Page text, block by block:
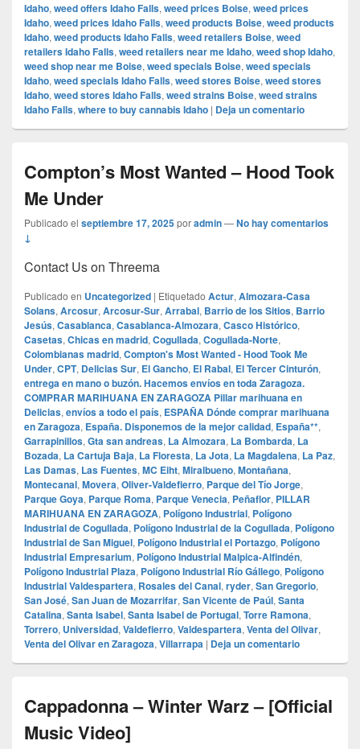
Idaho, weed offers Idaho Falls, weed prices Boise, weed prices
Idaho, weed prices Idaho Falls, weed products Boise, weed products
Idaho, weed products Idaho Falls, weed retailers Boise, weed
retailers Idaho Falls, weed retailers near me Idaho, weed shop Idaho,
weed shop near me Boise, weed specials Boise, weed specials
Idaho, weed specials Idaho Falls, weed stores Boise, weed stores
Idaho, weed stores Idaho Falls, weed strains Boise, weed strains
Idaho Falls, where to buy cannabis Idaho | Deja un comentario
Compton’s Most Wanted – Hood Took
Me Under
Publicado el septiembre 17, 2025poradmin—No hay comentarios
↓
Contact Us on Threema
Publicado en Uncategorized | Etiquetado Actur, Almozara-Casa
Solans, Arcosur, Arcosur-Sur, Arrabal, Barrio de los Sitios, Barrio
Jesús, Casablanca, Casablanca-Almozara, Casco Histórico,
Casetas, Chicas en madrid, Cogullada, Cogullada-Norte,
Colombianas madrid, Compton's Most Wanted - Hood Took Me
Under, CPT, Delicias Sur, El Gancho, El Rabal, El Tercer Cinturón,
entrega en mano o buzón. Hacemos envíos en toda Zaragoza.
COMPRAR MARIHUANA EN ZARAGOZA Pillar marihuana en
Delicias, envíos a todo el país, ESPAÑA Dónde comprar marihuana
en Zaragoza, España. Disponemos de la mejor calidad, España**,
Garrapinillos, Gta san andreas, La Almozara, La Bombarda, La
Bozada, La Cartuja Baja, La Floresta, La Jota, La Magdalena, La Paz,
Las Damas, Las Fuentes, MC Eiht, Miralbueno, Montañana,
Montecanal, Movera, Oliver-Valdefierro, Parque del Tío Jorge,
Parque Goya, Parque Roma, Parque Venecia, Peñaflor, PILLAR
MARIHUANA EN ZARAGOZA, Polígono Industrial, Polígono
Industrial de Cogullada, Polígono Industrial de la Cogullada, Polígono
Industrial de San Miguel, Polígono Industrial el Portazgo, Polígono
Industrial Empresarium, Polígono Industrial Malpica-Alfindén,
Polígono Industrial Plaza, Polígono Industrial Río Gállego, Polígono
Industrial Valdespartera, Rosales del Canal, ryder, San Gregorio,
San José, San Juan de Mozarrifar, San Vicente de Paúl, Santa
Catalina, Santa Isabel, Santa Isabel de Portugal, Torre Ramona,
Torrero, Universidad, Valdefierro, Valdespartera, Venta del Olivar,
Venta del Olivar en Zaragoza, Villarrapa | Deja un comentario
Cappadonna – Winter Warz – [Official
Music Video]